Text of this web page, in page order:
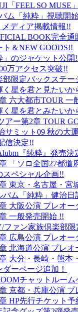
「FEEL SO MUSE
ム「純粋」視聴開
ディア掲載情報!!
BOOK完全
＆NEW GOODS!!
」のジャケット公開
万アクセス突破!!
部限定バックステー
く星を君と見たい
六大都市TOUR 一
く星を君とみたい
アー第2章 TOUR
サミット09 秋の大
信決定!!
『純粋』発売決
「ソロ全国27都道
スペシャル企画!!
東京・名古屋・宮
ム「純粋」健治日
大阪公演 プレオー
一般発売開始 !!
ファン家族倶楽部
広島公演 プレオー
北海道公演 プレ
大分・長崎・熊
ーページ追加！
チャットルーム
京都・兵庫公演
HP先行チケット予